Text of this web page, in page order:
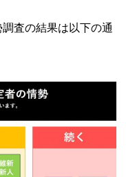
調査の結果は以下の通